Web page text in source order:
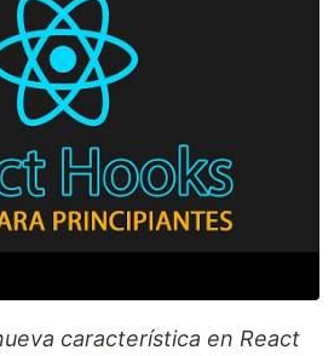
característica en React